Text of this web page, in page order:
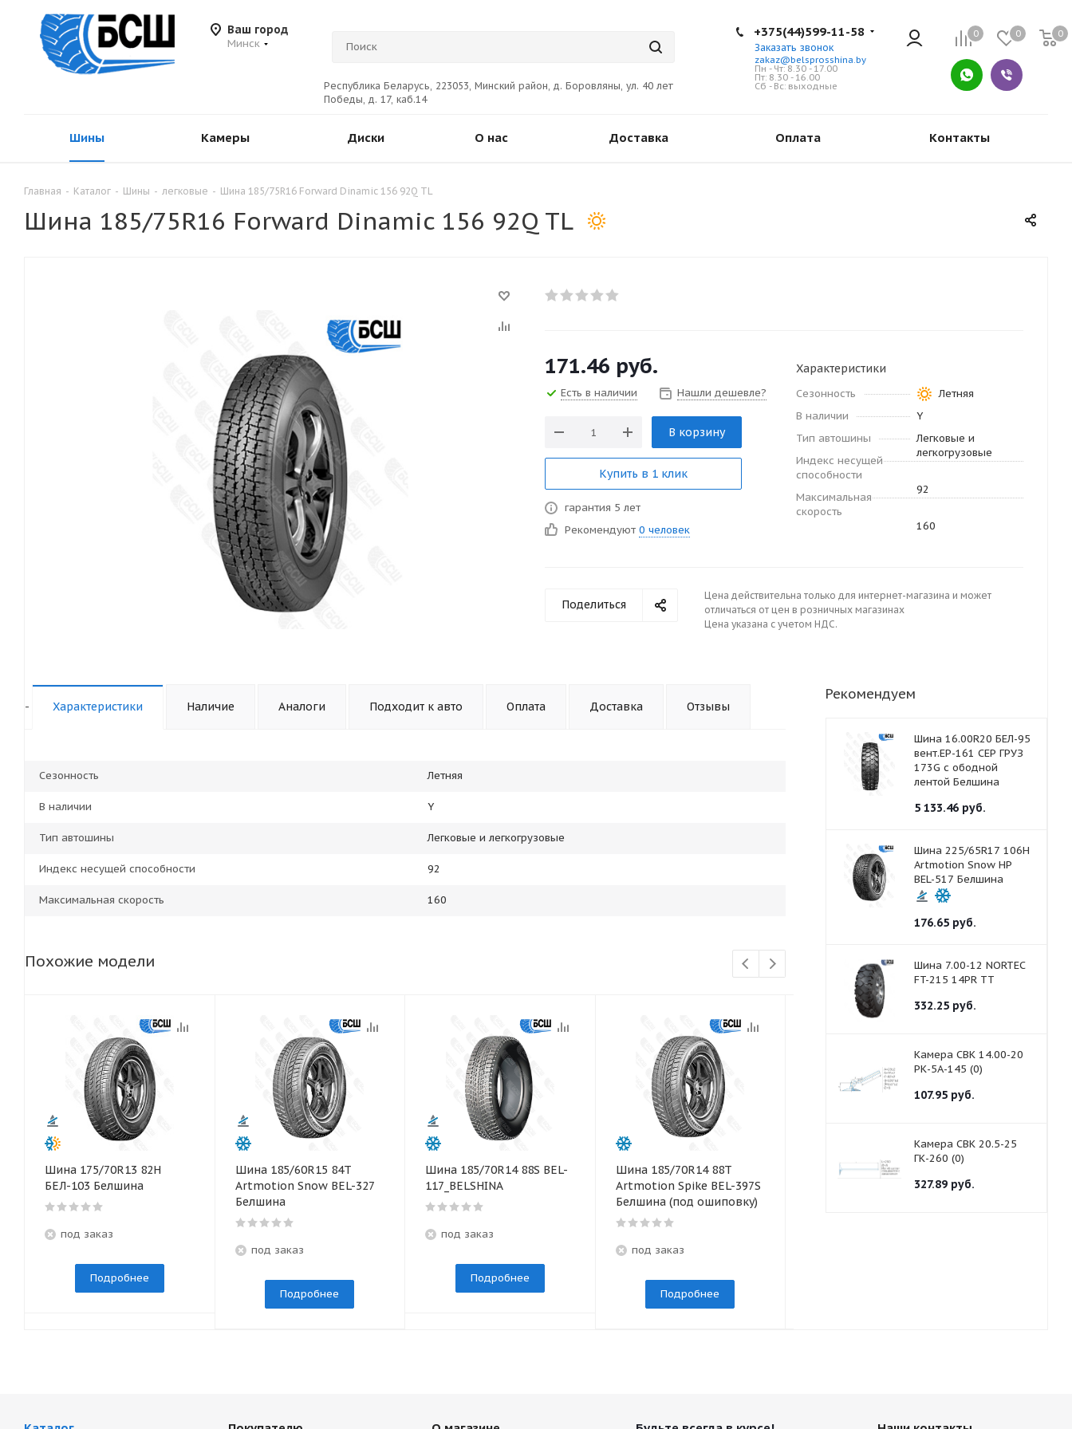
Ваш город
Минск
Республика Беларусь, 223053, Минский район, д. Боровляны, ул. 40 лет
Победы, д. 17, каб.14
0 0 0
+375(44)599-11-58
Заказать звонок
zakaz@belsprosshina.by
Пн - Чт: 8.30 - 17.00
Пт: 8.30 - 16.00
Сб - Вс: выходные
Шины Камеры Диски О нас Доставка Оплата Контакты
Главная - Каталог - Шины - легковые - Шина 185/75R16 Forward Dinamic 156 92Q TL
Шина 185/75R16 Forward Dinamic 156 92Q TL
171.46 руб.
Есть в наличии Нашли дешевле?
В корзину
Купить в 1 клик
гарантия 5 лет
Рекомендуют 0 человек
Характеристики
Сезонность
Летняя
В наличии
Y
Тип автошины
Легковые и
легкогрузовые
Индекс несущей
способности
92
Максимальная
скорость
160
Поделиться
Цена действительна только для интернет-магазина и может
отличаться от цен в розничных магазинах
Цена указана с учетом НДС.
- Характеристики Наличие Аналоги Подходит к авто Оплата Доставка Отзывы
Сезонность Летняя
В наличии Y
Тип автошины Легковые и легкогрузовые
Индекс несущей способности 92
Максимальная скорость 160
Похожие модели
Шина 175/70R13 82Н
БЕЛ-103 Белшина
под заказ
Подробнее
Шина 185/60R15 84T
Artmotion Snow BEL-327
Белшина
под заказ
Подробнее
Шина 185/70R14 88S BEL-
117_BELSHINA
под заказ
Подробнее
Шина 185/70R14 88T
Artmotion Spike BEL-397S
Белшина (под ошиповку)
под заказ
Подробнее
Шина 195/55R16
91H Artmotion BEL-
Рекомендуем
Шина 16.00R20 БЕЛ-95
вент.ЕР-161 СЕР ГРУЗ
173G с ободной
лентой Белшина
5 133.46 руб.
Шина 225/65R17 106H
Artmotion Snow HP
BEL-517 Белшина
176.65 руб.
Шина 7.00-12 NORTEC
FT-215 14PR ТТ
332.25 руб.
Камера СВК 14.00-20
РК-5А-145 (0)
107.95 руб.
Камера СВК 20.5-25
ГК-260 (0)
327.89 руб.